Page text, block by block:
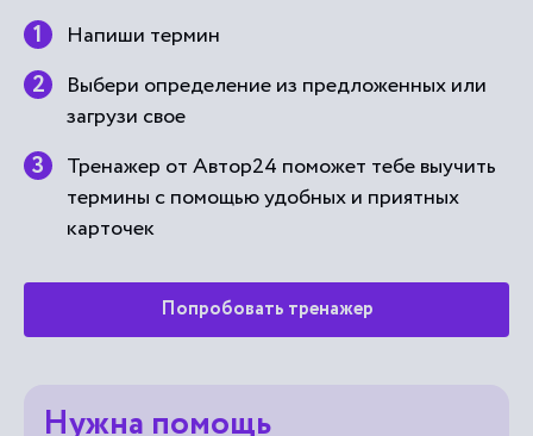
Напиши термин
Выбери определение из предложенных или
загрузи свое
Тренажер от Автор24 поможет тебе выучить
термины с помощью удобных и приятных
карточек
Попробовать тренажер
Нужна помощь